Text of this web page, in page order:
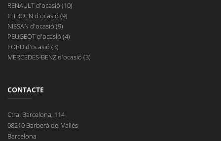
RENAULT d'ocasió (10)
CITROEN d'ocasió (9)
NISSAN d'ocasió (9)
PEUGEOT d'ocasió (4)
FORD d'ocasió (3)
MERCEDES-BENZ d'ocasió (3)
CONTACTE
Ctra. Barcelona, 114
08210 Barberà del Vallès
Barcelona